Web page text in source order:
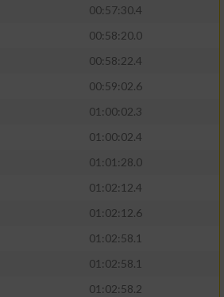
00:57:30.4
00:58:20.0
00:58:22.4
00:59:02.6
01:00:02.3
01:00:02.4
01:01:28.0
01:02:12.4
01:02:12.6
01:02:58.1
01:02:58.1
01:02:58.2